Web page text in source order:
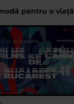
pentru o viață